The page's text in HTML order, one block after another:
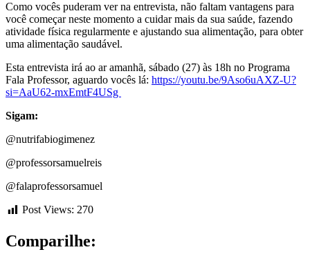
Como vocês puderam ver na entrevista, não faltam vantagens para
você começar neste momento a cuidar mais da sua saúde, fazendo
atividade física regularmente e ajustando sua alimentação, para obter
uma alimentação saudável.
Esta entrevista irá ao ar amanhã, sábado (27) às 18h no Programa
Fala Professor, aguardo vocês lá: https://youtu.be/9Aso6uAXZ-U?
si=AaU62-mxEmtF4USg
Sigam:
@nutrifabiogimenez
@professorsamuelreis
@falaprofessorsamuel
Post Views: 270
Comparilhe: